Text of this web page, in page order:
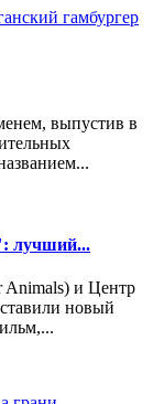
выпустив в
лучший...
и Центр
новый